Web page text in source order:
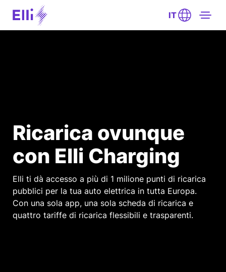
IT
Ricarica ovunque
con Elli Charging
Elli ti dà accesso a più di 1 milione punti di ricarica
pubblici per la tua auto elettrica in tutta Europa.
Con una sola app, una sola scheda di ricarica e
quattro tariffe di ricarica flessibili e trasparenti.